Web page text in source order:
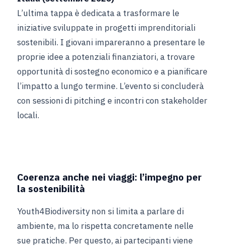
L’ultima tappa è dedicata a trasformare le
iniziative sviluppate in progetti imprenditoriali
sostenibili. I giovani impareranno a presentare le
proprie idee a potenziali finanziatori, a trovare
opportunità di sostegno economico e a pianificare
l’impatto a lungo termine. L’evento si concluderà
con sessioni di pitching e incontri con stakeholder
locali.
Coerenza anche nei viaggi: l’impegno per
la sostenibilità
Youth4Biodiversity non si limita a parlare di
ambiente, ma lo rispetta concretamente nelle
sue pratiche. Per questo, ai partecipanti viene